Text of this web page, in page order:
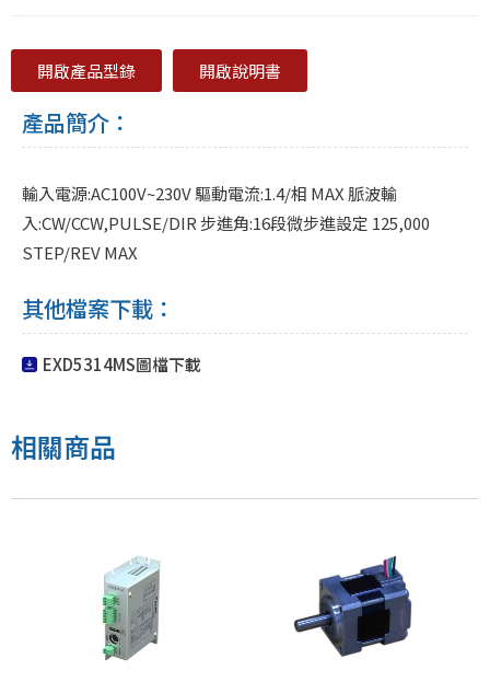
開啟產品型錄 開啟說明書
產品簡介：
輸入電源:AC100V~230V 驅動電流:1.4/相 MAX 脈波輸
入:CW/CCW,PULSE/DIR 步進角:16段微步進設定 125,000
STEP/REV MAX
其他檔案下載：
EXD5314MS圖檔下載
相關商品